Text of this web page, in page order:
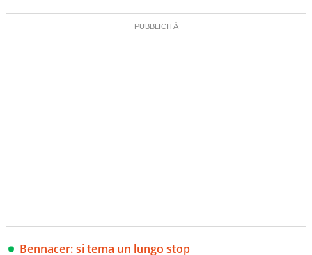
Bennacer: si tema un lungo stop